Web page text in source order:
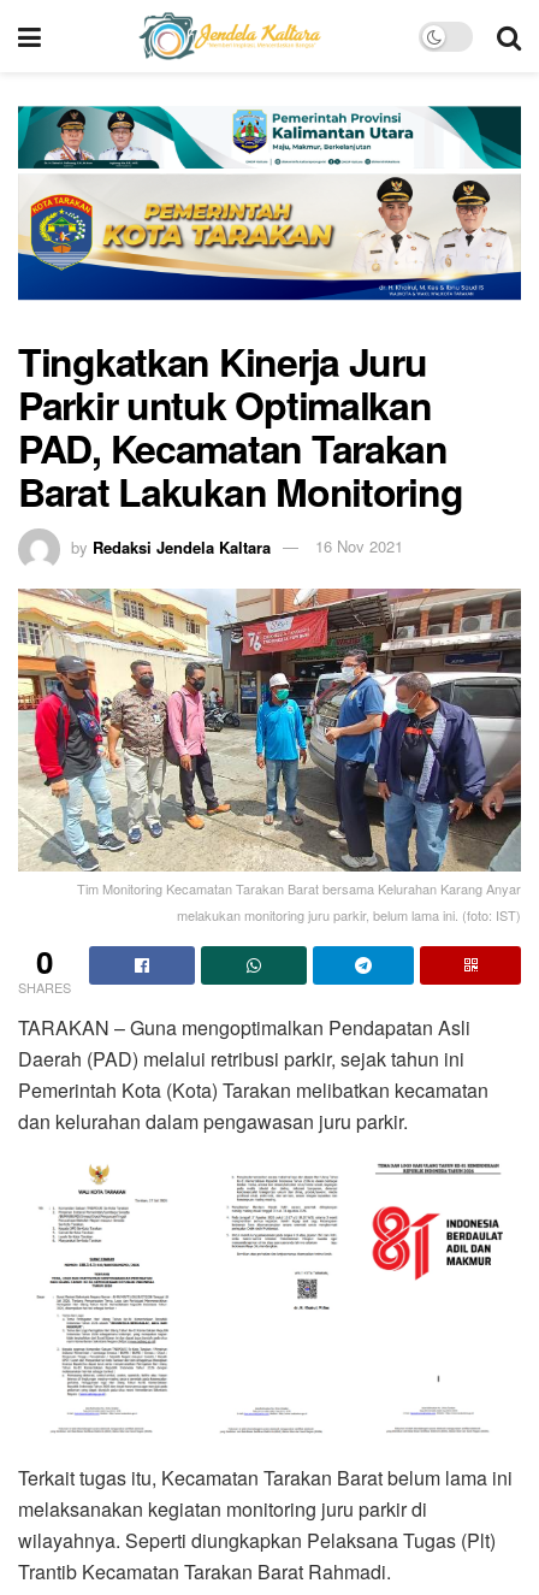
Tingkatkan Kinerja Juru
Parkir untuk Optimalkan
PAD, Kecamatan Tarakan
Barat Lakukan Monitoring
by Redaksi Jendela Kaltara 16 Nov 2021
Tim Monitoring Kecamatan Tarakan Barat bersama Kelurahan Karang Anyar
melakukan monitoring juru parkir, belum lama ini. (foto: IST)
0
SHARES
TARAKAN – Guna mengoptimalkan Pendapatan Asli
Daerah (PAD) melalui retribusi parkir, sejak tahun ini
Pemerintah Kota (Kota) Tarakan melibatkan kecamatan
dan kelurahan dalam pengawasan juru parkir.
Terkait tugas itu, Kecamatan Tarakan Barat belum lama ini
melaksanakan kegiatan monitoring juru parkir di
wilayahnya. Seperti diungkapkan Pelaksana Tugas (Plt)
Trantib Kecamatan Tarakan Barat Rahmadi.